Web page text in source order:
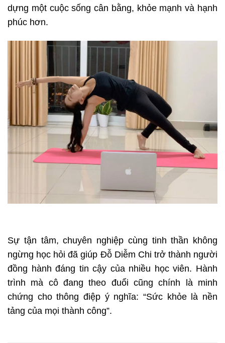
dựng một cuộc sống cân bằng, khỏe mạnh và hạnh
phúc hơn.
Sự tận tâm, chuyên nghiệp cùng tinh thần không
ngừng học hỏi đã giúp Đỗ Diễm Chi trở thành người
đồng hành đáng tin cậy của nhiều học viên. Hành
trình mà cô đang theo đuổi cũng chính là minh
chứng cho thông điệp ý nghĩa: “Sức khỏe là nền
tảng của mọi thành công”.